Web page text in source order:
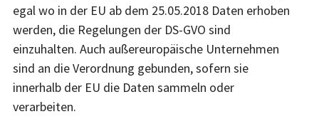
egal wo in der EU ab dem 25.05.2018 Daten erhoben
werden, die Regelungen der DS-GVO sind
einzuhalten. Auch außereuropäische Unternehmen
sind an die Verordnung gebunden, sofern sie
innerhalb der EU die Daten sammeln oder
verarbeiten.